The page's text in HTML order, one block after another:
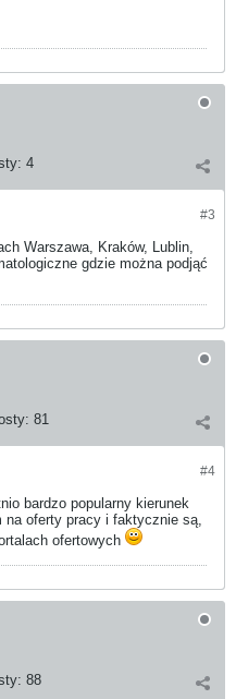
4
#3
Warszawa, Kraków, Lublin,
gdzie można podjąć
81
#4
bardzo popularny kierunek
na oferty pracy i faktycznie są,
ofertowych
88